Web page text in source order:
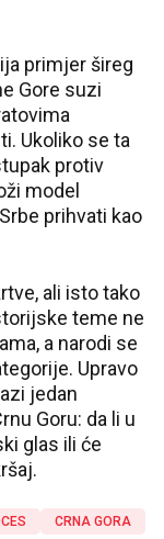
primjer šireg
Gore suzi
Ukoliko se ta
protiv
model
prihvati kao
ali isto tako
teme ne
a narodi se
Upravo
jedan
Goru: da li u
glas ili će
CRNA GORA